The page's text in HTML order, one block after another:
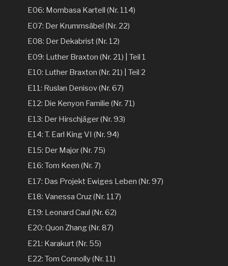
E06: Mombasa Kartell (Nr. 114)
E07: Der Krummsäbel (Nr. 22)
E08: Der Dekabrist (Nr. 12)
E09: Luther Braxton (Nr. 21) | Teil 1
E10: Luther Braxton (Nr. 21) | Teil 2
E11: Ruslan Denisov (Nr. 67)
E12: Die Kenyon Familie (Nr. 71)
E13: Der Hirschjäger (Nr. 93)
E14: T. Earl King VI (Nr. 94)
E15: Der Major (Nr. 75)
E16: Tom Keen (Nr. 7)
E17: Das Projekt Ewiges Leben (Nr. 97)
E18: Vanessa Cruz (Nr. 117)
E19: Leonard Caul (Nr. 62)
E20: Quon Zhang (Nr. 87)
E21: Karakurt (Nr. 55)
E22: Tom Connolly (Nr. 11)